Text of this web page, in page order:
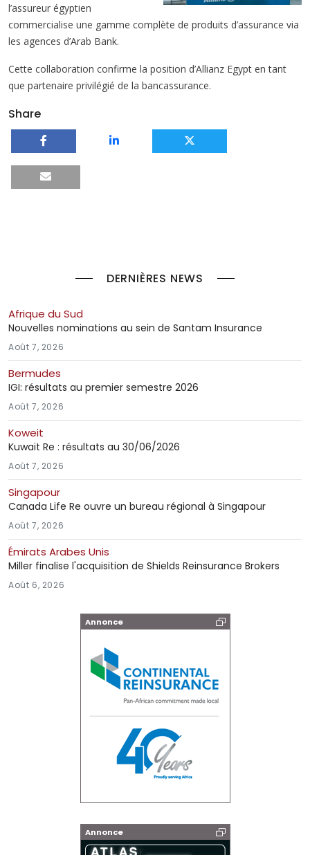
l’assureur égyptien
commercialise une gamme complète de produits d’assurance via
les agences d’Arab Bank.
Cette collaboration confirme la position d’Allianz Egypt en tant
que partenaire privilégié de la bancassurance.
Share
DERNIÈRES NEWS
Afrique du Sud
Nouvelles nominations au sein de Santam Insurance
Août 7, 2026
Bermudes
IGI: résultats au premier semestre 2026
Août 7, 2026
Koweit
Kuwait Re : résultats au 30/06/2026
Août 7, 2026
Singapour
Canada Life Re ouvre un bureau régional à Singapour
Août 7, 2026
Émirats Arabes Unis
Miller finalise l'acquisition de Shields Reinsurance Brokers
Août 6, 2026
Annonce
Annonce